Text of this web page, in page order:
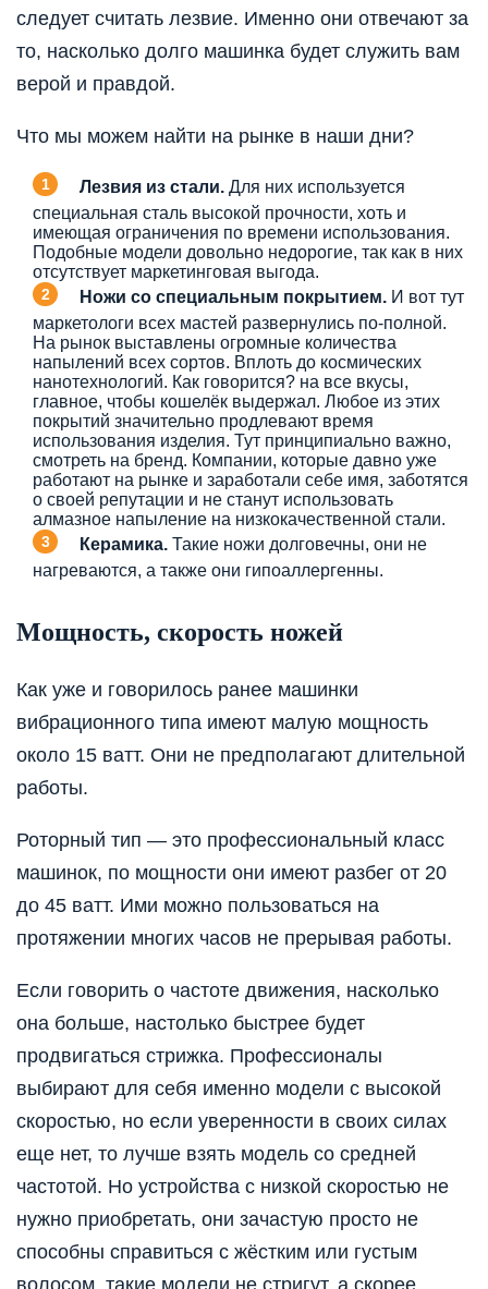
следует считать лезвие. Именно они отвечают за
то, насколько долго машинка будет служить вам
верой и правдой.
Что мы можем найти на рынке в наши дни?
Лезвия из стали. Для них используется
специальная сталь высокой прочности, хоть и
имеющая ограничения по времени использования.
Подобные модели довольно недорогие, так как в них
отсутствует маркетинговая выгода.
Ножи со специальным покрытием. И вот тут
маркетологи всех мастей развернулись по-полной.
На рынок выставлены огромные количества
напылений всех сортов. Вплоть до космических
нанотехнологий. Как говорится? на все вкусы,
главное, чтобы кошелёк выдержал. Любое из этих
покрытий значительно продлевают время
использования изделия. Тут принципиально важно,
смотреть на бренд. Компании, которые давно уже
работают на рынке и заработали себе имя, заботятся
о своей репутации и не станут использовать
алмазное напыление на низкокачественной стали.
Керамика. Такие ножи долговечны, они не
нагреваются, а также они гипоаллергенны.
Мощность, скорость ножей
Как уже и говорилось ранее машинки
вибрационного типа имеют малую мощность
около 15 ватт. Они не предполагают длительной
работы.
Роторный тип — это профессиональный класс
машинок, по мощности они имеют разбег от 20
до 45 ватт. Ими можно пользоваться на
протяжении многих часов не прерывая работы.
Если говорить о частоте движения, насколько
она больше, настолько быстрее будет
продвигаться стрижка. Профессионалы
выбирают для себя именно модели с высокой
скоростью, но если уверенности в своих силах
еще нет, то лучше взять модель со средней
частотой. Но устройства с низкой скоростью не
нужно приобретать, они зачастую просто не
способны справиться с жёстким или густым
волосом, такие модели не стригут, а скорее